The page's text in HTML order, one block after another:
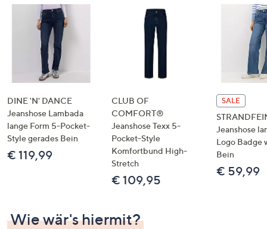
DINE 'N' DANCE
Jeanshose Lambada
lange Form 5-Pocket-
Style gerades Bein
€ 119,99
CLUB OF
COMFORT®
Jeanshose Texx 5-
Pocket-Style
Komfortbund High-
Stretch
€ 109,95
SALE
Jeanshose
Logo Badge
Bein
€ 59,99
Wie wär's hiermit?